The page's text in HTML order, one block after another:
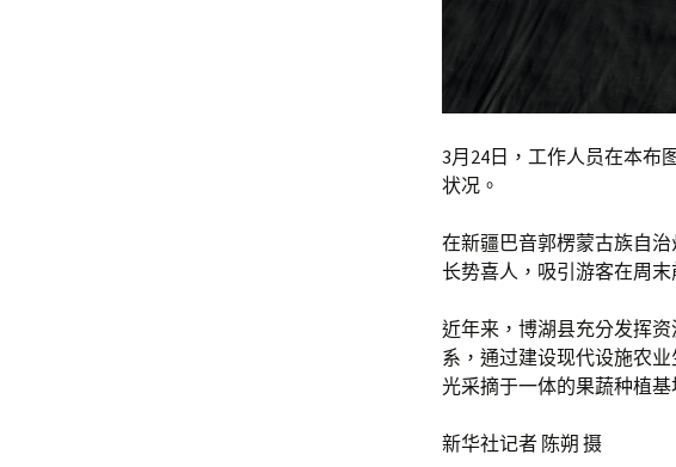
3月24日，工作人员在本布
状况。
在新疆巴音郭楞蒙古族自
长势喜人，吸引游客在周
近年来，博湖县充分发挥
系，通过建设现代设施农
光采摘于一体的果蔬种植基
新华社记者 陈朔 摄